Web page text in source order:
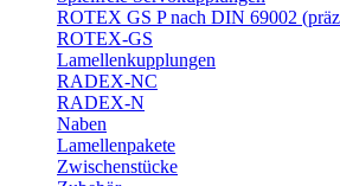
ROTEX GS P nach DIN 69002
ROTEX-GS
Lamellenkupplungen
RADEX-NC
RADEX-N
Naben
Lamellenpakete
Zwischenstücke